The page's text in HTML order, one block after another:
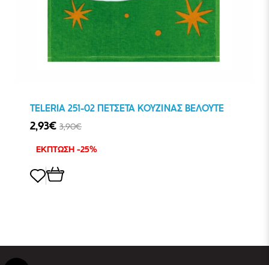
TELERIA 251-02 ΠΕΤΣΕΤΑ ΚΟΥΖΙΝΑΣ ΒΕΛΟΥΤΕ
2,93€ 3,90€
ΕΚΠΤΩΣΗ -25%